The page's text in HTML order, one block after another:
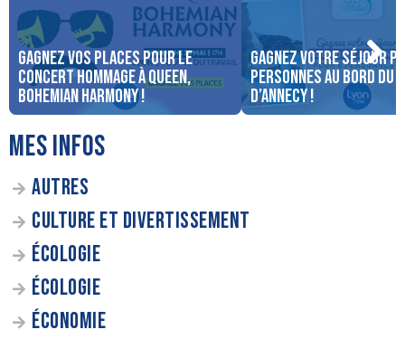
Gagnez vos places pour le
concert Hommage à Queen,
Bohemian Harmony !
Gagnez votre séjour
personnes au bord du
d’Annecy !
MES INFOS
AUTRES
CULTURE ET DIVERTISSEMENT
ÉCOLOGIE
ÉCOLOGIE
ÉCONOMIE